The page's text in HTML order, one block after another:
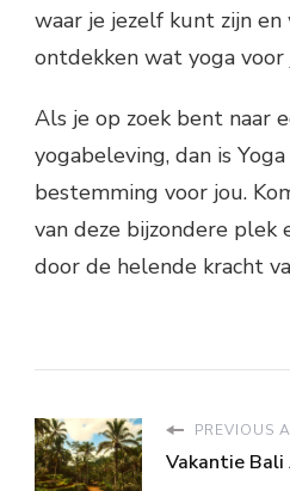
waar je jezelf kunt zijn
ontdekken wat yoga
Als je op zoek bent naar
yogabeleving, dan is
bestemming voor jou.
van deze bijzondere plek
door de helende kracht
PREVIOUS
Vakantie